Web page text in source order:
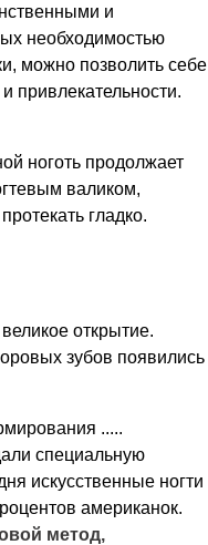
и
необходимостью
можно позволить себе
привлекательности.
ноготь продолжает
валиком,
гладко.
открытие.
зубов появились
.....
специальную
искусственные ногти
американок.
метод,